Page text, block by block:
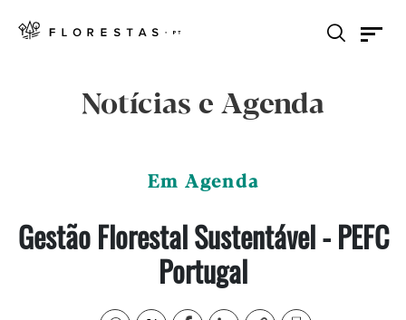
Notícias e Agenda
Em Agenda
Gestão Florestal Sustentável - PEFC
Portugal